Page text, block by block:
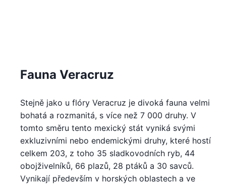
Fauna Veracruz
Stejně jako u flóry Veracruz je divoká fauna velmi
bohatá a rozmanitá, s více než 7 000 druhy. V
tomto směru tento mexický stát vyniká svými
exkluzivními nebo endemickými druhy, které hostí
celkem 203, z toho 35 sladkovodních ryb, 44
obojživelníků, 66 plazů, 28 ptáků a 30 savců.
Vynikají především v horských oblastech a ve